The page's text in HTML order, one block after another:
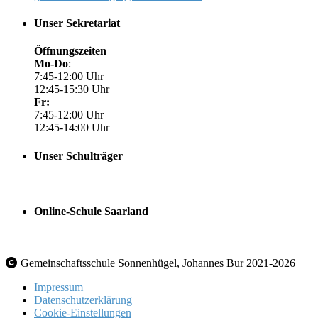
Unser Sekretariat
Öffnungszeiten
Mo-Do:
7:45-12:00 Uhr
12:45-15:30 Uhr
Fr:
7:45-12:00 Uhr
12:45-14:00 Uhr
Unser Schulträger
Online-Schule Saarland
Gemeinschaftsschule Sonnenhügel, Johannes Bur 2021-2026
Impressum
Datenschutzerklärung
Cookie-Einstellungen